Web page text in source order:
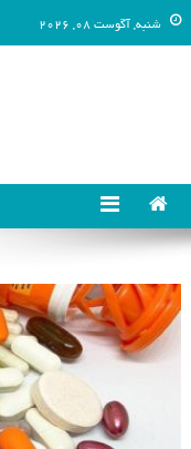
شنبه, آگوست 08, 2026